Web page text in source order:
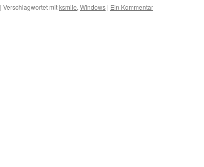
| Verschlagwortet mitksmile, Windows | Ein Kommentar